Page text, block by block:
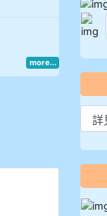
more...